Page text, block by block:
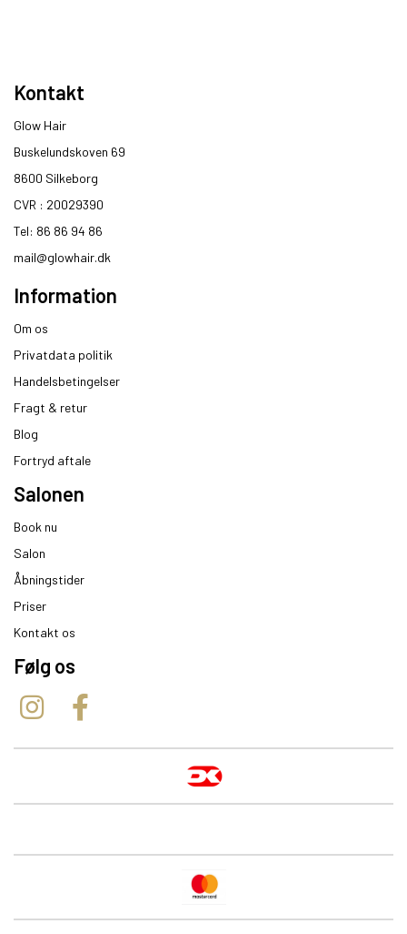
Kontakt
Glow Hair
Buskelundskoven 69
8600 Silkeborg​
CVR : 20029390​
Tel: 86 86 94 86
mail@glowhair.dk
Information
Om os
Privatdata politik
Handelsbetingelser
Fragt & retur
Blog
Fortryd aftale
Salonen
Book nu
Salon
Åbningstider
Priser
Kontakt os
Følg os